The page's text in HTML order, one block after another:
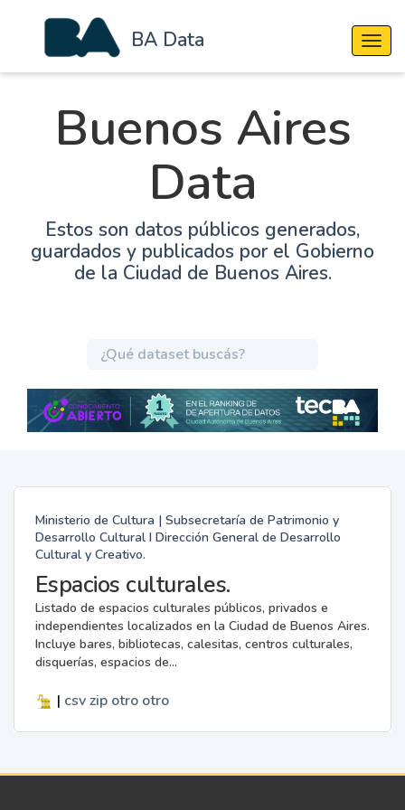
BA Data
Buenos Aires
Data
Estos son datos públicos generados,
guardados y publicados por el Gobierno
de la Ciudad de Buenos Aires.
Ministerio de Cultura | Subsecretaría de Patrimonio y
Desarrollo Cultural I Dirección General de Desarrollo
Cultural y Creativo.
Espacios culturales.
Listado de espacios culturales públicos, privados e
independientes localizados en la Ciudad de Buenos Aires.
Incluye bares, bibliotecas, calesitas, centros culturales,
disquerías, espacios de...
| csv zip otro otro